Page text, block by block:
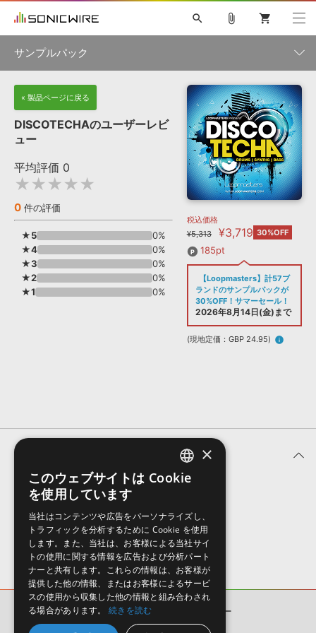
ソフト音源 »
プラグイン・エフェクト »
サンプルパック »
ソフトウェア／ツール »
DAW »
ニュースレター »
SONICWIREブログ »
製品サポート情報 »
DTMガイド »
FAQ »
音楽カード
楽曲配信流通 サービス
無償のサウンド管理ソフト
search
初音ミク NT 巡音ルカ V4X
MEIKO V3
KAITO V3
VOCALOID TOONTRACK
SPITFIRE AUDIO
VIENNA
EZ DRUMMER 3 SERUM
ライセンスフリーBGM
ボーカル抜き出し
DUBSTEP
ELECTRONICA
MUTANT
ROUTER.FM
ソフト音源 プラグイン・エフェクト
DAW 効果音
attach_file shopping_cart
サンプルパック
製品一覧
メーカー
フォーマット
« 製品ページに戻る
DISCOTECHAのユーザーレビ
ュー
平均評価 0
★★★★★
0 件の評価
★5
0%
★4
0%
★3
0%
★2
0%
★1
0%
税込価格
¥5,313
¥3,719 30%OFF
185pt
【Loopmasters】計57ブ
ランドのサンプルパックが
30%OFF！サマーセール！
2026年8月14日(金)まで
(現地定価：GBP 24.95) info
ユーザーレビュー (0件)
表示順
DISCOTECHA ユーザーレビュー
ENGLISH
×
このウェブサイトは Cookie
を使用しています
当社はコンテンツや広告をパーソナライズし、
トラフィックを分析するために Cookie を使用
します。また、当社は、お客様による当社サイ
トの使用に関する情報を広告および分析パート
ナーと共有します。これらの情報は、お客様が
提供した他の情報、またはお客様によるサービ
スの使用から収集した他の情報と組み合わされ
る場合があります。
続きを読む